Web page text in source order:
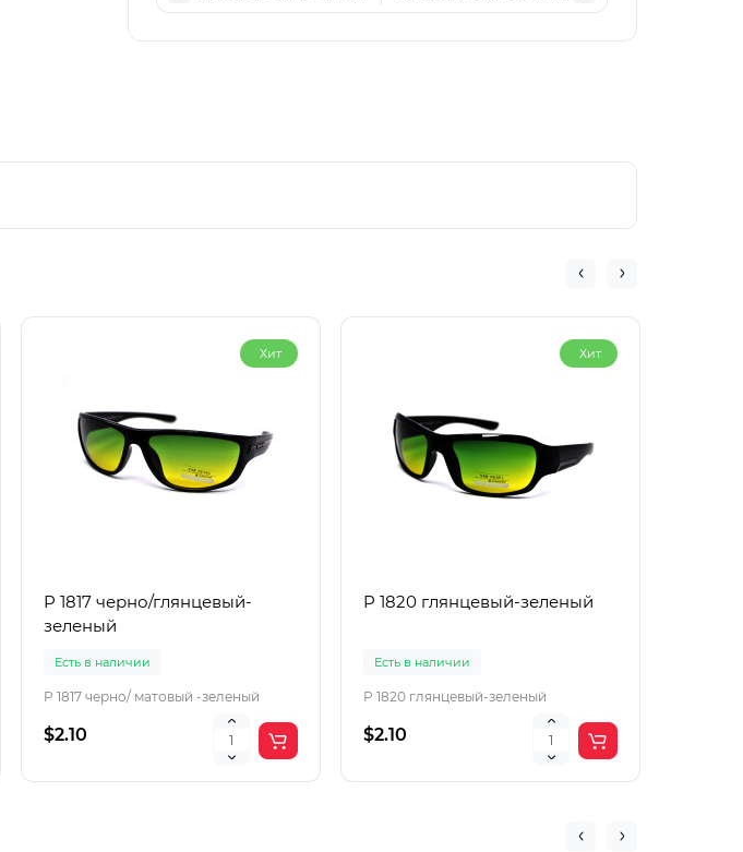
Хит
P 1817 черно/глянцевый-
зеленый
Есть в наличии
P 1817 черно/ матовый -зеленый
$2.10
Хит
P 1820 глянцевый-зеленый
Есть в наличии
P 1820 глянцевый-зеленый
$2.10